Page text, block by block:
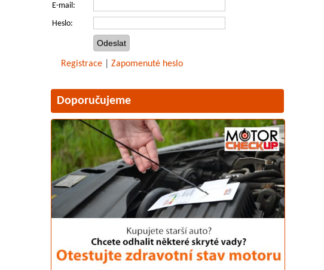
E-mail:
Heslo:
Registrace Zapomenuté heslo
Doporučujeme